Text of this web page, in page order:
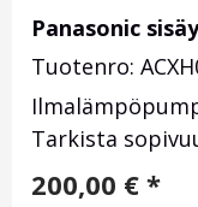
Panasonic
Tuotenro:
Tarkista
200,00 € *